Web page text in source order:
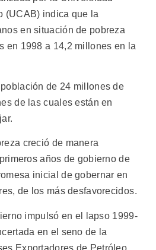
(UCAB) indica que la
en situación de pobreza
en 1998 a 14,2 millones en la
de 24 millones de
de las cuales están en
creció de manera
años de gobierno de
inicial de gobernar en
de los más desfavorecidos.
impulsó en el lapso 1999-
en el seno de la
Exportadores de Petróleo